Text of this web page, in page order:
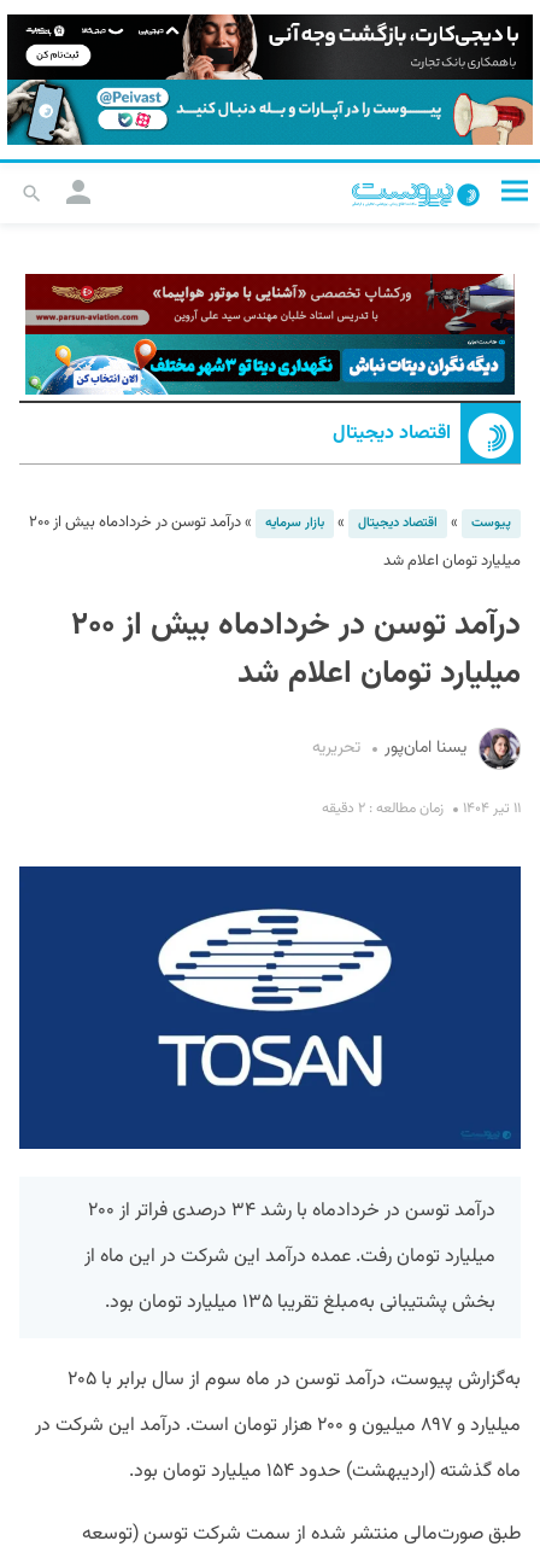
اقتصاد دیجیتال
پیوست » اقتصاد دیجیتال » بازار سرمایه »
درآمد توسن در خردادماه بیش از ۲۰۰
میلیارد تومان اعلام شد
درآمد توسن در خردادماه بیش از ۲۰۰
میلیارد تومان اعلام شد
یسنا امان‌پور تحریریه
۱۱ تیر ۱۴۰۴ زمان مطالعه : ۲ دقیقه
درآمد توسن در خردادماه با رشد ۳۴ درصدی فراتر از ۲۰۰
میلیارد تومان رفت. عمده درآمد این شرکت در این ماه از
بخش پشتیبانی به‌مبلغ تقریبا ۱۳۵ میلیارد تومان بود.
به‌گزارش پیوست، درآمد توسن در ماه سوم از سال برابر با ۲۰۵
میلیارد و ۸۹۷ میلیون و ۲۰۰ هزار تومان است. درآمد این شرکت در
ماه گذشته (اردیبهشت) حدود ۱۵۴ میلیارد تومان بود.
طبق صورت‌مالی منتشر شده از سمت شرکت توسن (توسعه